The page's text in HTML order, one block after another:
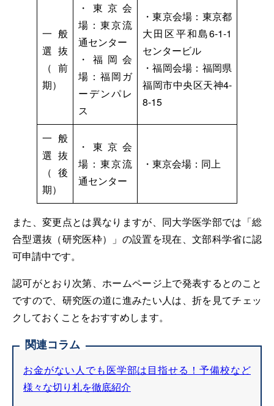
一般
選抜
（前
期）
・東京会
場：東京流
通センター
・福岡会
場：福岡ガ
ーデンパレ
ス
・東京会場：東京都
大田区平和島6-1-1
センタービル
・福岡会場：福岡県
福岡市中央区天神4-
8-15
一般
選抜
（後
期）
・東京会
場：東京流
通センター
・東京会場：同上
また、変更点とは異なりますが、同大学医学部では「総
合型選抜（研究医枠）」の設置を現在、文部科学省に認
可申請中です。
認可がとおり次第、ホームページ上で発表するとのこと
ですので、研究医の道に進みたい人は、折を見てチェッ
クしておくことをおすすめします。
関連コラム
お金がない人でも医学部は目指せる！予備校など
様々な切り札を徹底紹介